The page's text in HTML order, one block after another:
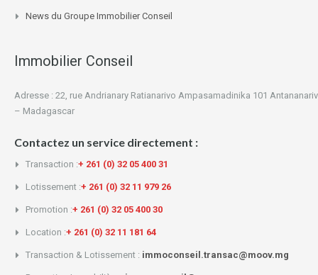
News du Groupe Immobilier Conseil
Immobilier Conseil
Adresse : 22, rue Andrianary Ratianarivo Ampasamadinika 101
– Madagascar
Contactez un service directement :
Transaction :+ 261 (0) 32 05 400 31
Lotissement :+ 261 (0) 32 11 979 26
Promotion :+ 261 (0) 32 05 400 30
Location :+ 261 (0) 32 11 181 64
Transaction & Lotissement : immoconseil.transac@moov.mg